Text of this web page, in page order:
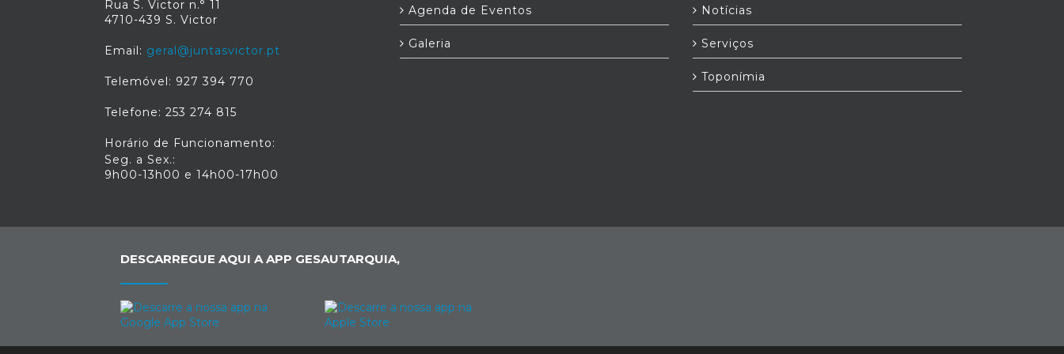
Rua S. Victor n.° 11
4710-439 S. Victor
Email: geral@juntasvictor.pt
Telemóvel: 927 394 770
Telefone: 253 274 815
Horário de Funcionamento:
Seg. a Sex.:
9h00-13h00 e 14h00-17h00
Agenda de Eventos
Galeria
Notícias
Serviços
Toponímia
DESCARREGUE AQUI A APP GESAUTARQUIA,